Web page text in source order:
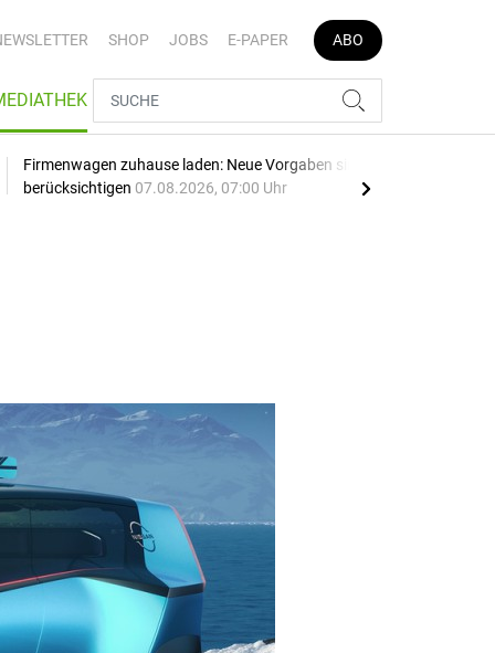
SHOP JOBS E-PAPER ABO
Firmenwagen zuhause laden: Neue Vorgaben sind zu
berücksichtigen 07.08.2026, 07:00 Uhr